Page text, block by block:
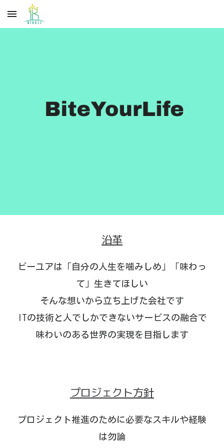
Skip to main content
沿革
ビーユアは「自分の人生を噛みしめ」「味わっ
て」生きてほしい
そんな想いから立ち上げた会社です
ITの技術と人でしかできないサービスの融合で
味わいのある世界の実現を目指します
プロジェクト方針
プロジェクト推進のために必要なスキルや経験
は勿論